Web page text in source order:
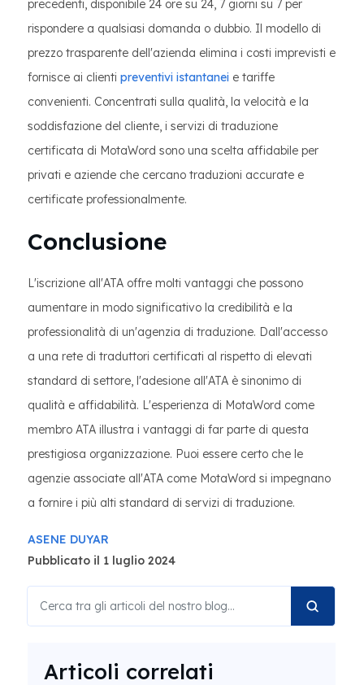
precedenti, disponibile 24 ore su 24, 7 giorni su 7 per
rispondere a qualsiasi domanda o dubbio. Il modello di
prezzo trasparente dell'azienda elimina i costi imprevisti e
fornisce ai clienti preventivi istantanei e tariffe
convenienti. Concentrati sulla qualità, la velocità e la
soddisfazione del cliente, i servizi di traduzione
certificata di MotaWord sono una scelta affidabile per
privati e aziende che cercano traduzioni accurate e
certificate professionalmente.
Conclusione
L'iscrizione all'ATA offre molti vantaggi che possono
aumentare in modo significativo la credibilità e la
professionalità di un'agenzia di traduzione. Dall'accesso
a una rete di traduttori certificati al rispetto di elevati
standard di settore, l'adesione all'ATA è sinonimo di
qualità e affidabilità. L'esperienza di MotaWord come
membro ATA illustra i vantaggi di far parte di questa
prestigiosa organizzazione. Puoi essere certo che le
agenzie associate all'ATA come MotaWord si impegnano
a fornire i più alti standard di servizi di traduzione.
ASENE DUYAR
Pubblicato il 1 luglio 2024
Articoli correlati